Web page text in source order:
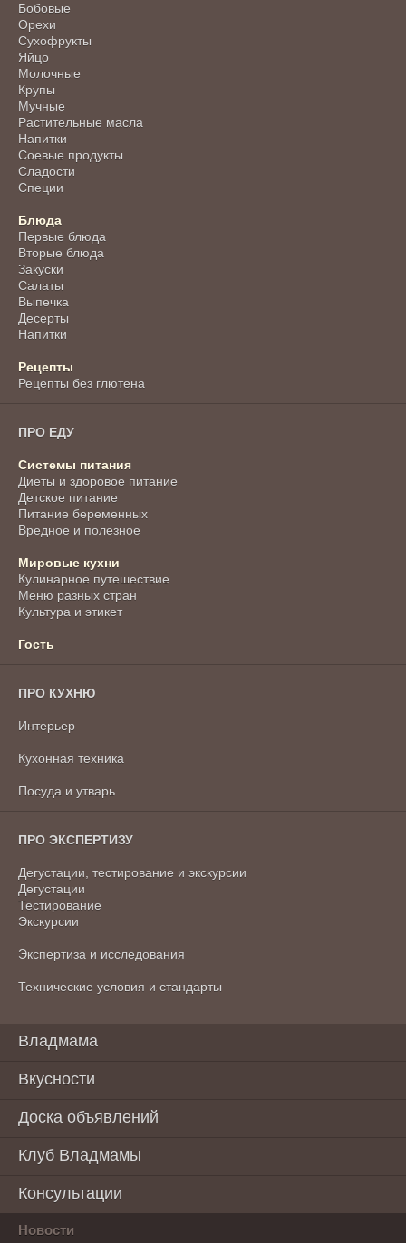
Бобовые
Орехи
Сухофрукты
Яйцо
Молочные
Крупы
Мучные
Растительные масла
Напитки
Соевые продукты
Сладости
Специи
Блюда
Первые блюда
Вторые блюда
Закуски
Салаты
Выпечка
Десерты
Напитки
Рецепты
Рецепты без глютена
ПРО ЕДУ
Системы питания
Диеты и здоровое питание
Детское питание
Питание беременных
Вредное и полезное
Мировые кухни
Кулинарное путешествие
Меню разных стран
Культура и этикет
Гость
ПРО КУХНЮ
Интерьер
Кухонная техника
Посуда и утварь
ПРО ЭКСПЕРТИЗУ
Дегустации, тестирование и экскурсии
Дегустации
Тестирование
Экскурсии
Экспертиза и исследования
Технические условия и стандарты
Владмама
Вкусности
Доска объявлений
Клуб Владмамы
Консультации
Новости